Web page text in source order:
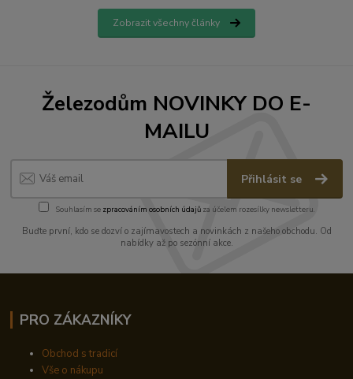
Zobrazit všechny články
Železodům NOVINKY DO E-
MAILU
Přihlásit se
Souhlasím se zpracováním osobních údajůza účelem rozesílky newsletteru.
Buďte první, kdo se dozví o zajímavostech a novinkách z našeho obchodu. Od
nabídky až po sezónní akce.
PRO ZÁKAZNÍKY
Obchod s tradicí
Vše o nákupu